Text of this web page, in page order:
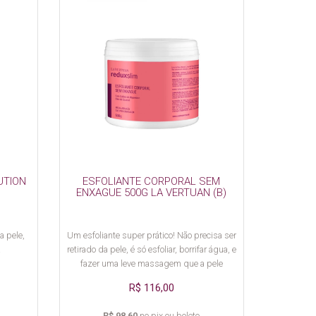
pele,
ESFOLIANTE CORPORAL SEM
ENXAGUE 500G LA VERTUAN (B)
Um esfoliante super prático! Não precisa ser
retirado da pele, é só esfoliar, borrifar água, e
fazer uma leve massagem que a pele
R$ 116,00